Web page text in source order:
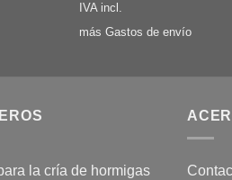
IVA incl.
más Gastos de envío
la cría de hormigas